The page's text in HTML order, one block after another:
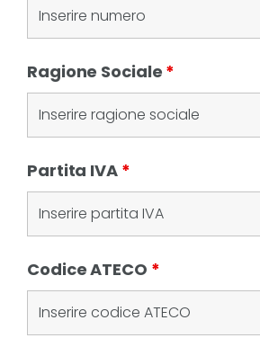
Ragione Sociale *
Partita IVA *
Codice ATECO *